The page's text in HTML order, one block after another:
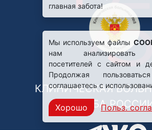
КЛИНИЧЕСКАЯ
ФМБА
главная забота!
Мы используем файлы
нам анализировать
посетителей с сайтом и
Продолжая
соглашаетесь с
Хорошо Польз.